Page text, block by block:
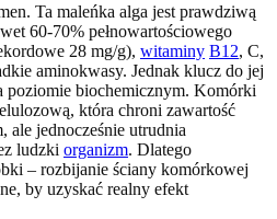
Ta maleńka alga jest prawdziwą
60-70% pełnowartościowego
28 mg/g), witaminy B12, C,
aminokwasy. Jednak klucz do jej
poziomie biochemicznym. Komórki
która chroni zawartość
ale jednocześnie utrudnia
ludzki organizm. Dlatego
– rozbijanie ściany komórkowej
by uzyskać realny efekt